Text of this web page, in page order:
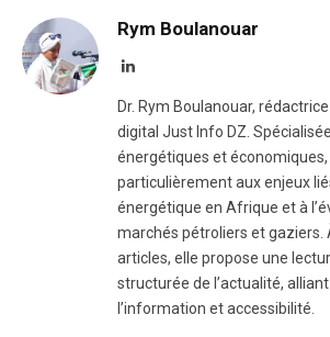
Rym Boulanouar
LinkedIn
Dr. Rym Boulanouar,
digital Just Info DZ.
énergétiques et économiques,
particulièrement aux enjeux
énergétique en Afrique et à
marchés pétroliers et gaziers.
articles, elle propose une
structurée de l’actualité,
l’information et accessibilité.